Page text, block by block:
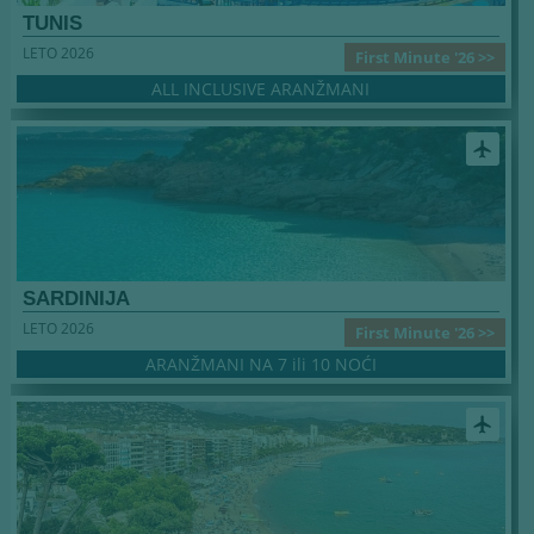
TUNIS
First Minute '26 >>
LETO 2026
ALL INCLUSIVE ARANŽMANI
airplanemode_active
SARDINIJA
First Minute '26 >>
LETO 2026
ARANŽMANI NA 7 ili 10 NOĆI
airplanemode_active